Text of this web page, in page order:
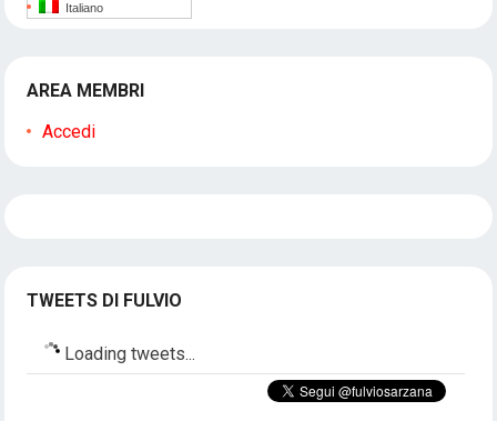
Italiano
AREA MEMBRI
Accedi
TWEETS DI FULVIO
Loading tweets...